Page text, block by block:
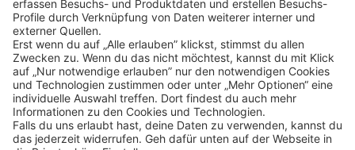
NEWSLETTER
BESUCHEN SIE UNS
Alle Preise inkl. gesetzl. Mehrwertsteuer zzgl. Versandkosten und ggf.
Nachnahmegebühren, wenn nicht anders angegeben.